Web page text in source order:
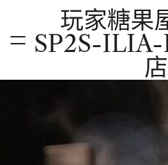
content
玩家糖
SP2S-
店